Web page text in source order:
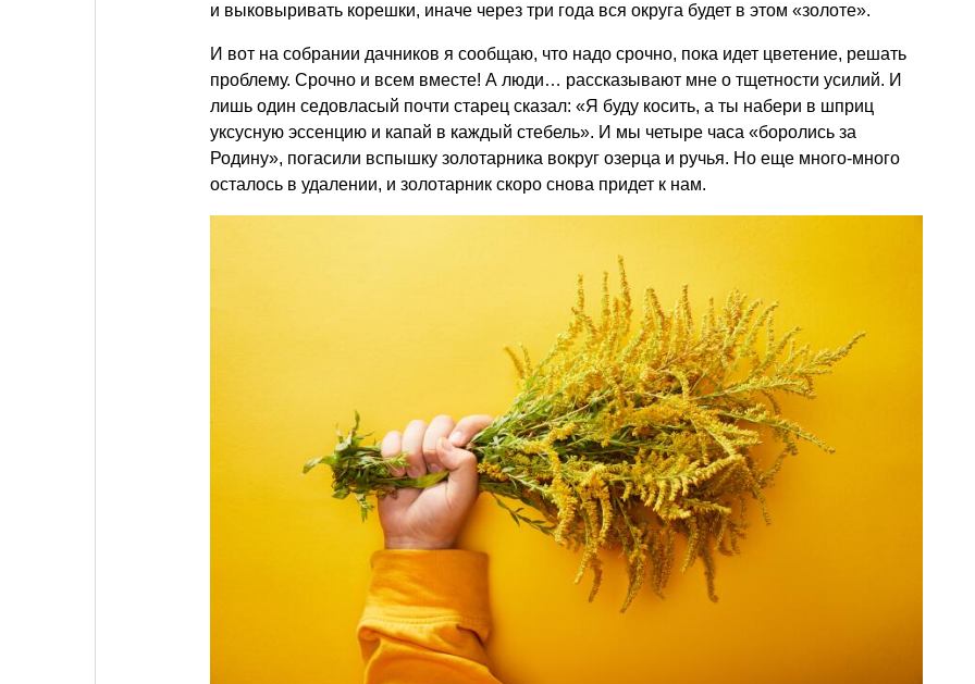
и выковыривать корешки, иначе через три года вся округа будет в этом «золоте».
И вот на собрании дачников я сообщаю, что надо срочно, пока идет цветение, решать
проблему. Срочно и всем вместе! А люди… рассказывают мне о тщетности усилий. И
лишь один седовласый почти старец сказал: «Я буду косить, а ты набери в шприц
уксусную эссенцию и капай в каждый стебель». И мы четыре часа «боролись за
Родину», погасили вспышку золотарника вокруг озерца и ручья. Но еще много-много
осталось в удалении, и золотарник скоро снова придет к нам.